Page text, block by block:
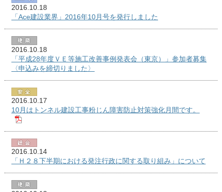
2016.10.18
「Ace建設業界」2016年10月号を発行しました
2016.10.18
「平成28年度ＶＥ等施工改善事例発表会（東京）」参加者募集
〈申込みを締切りました〉
2016.10.17
10月はトンネル建設工事粉じん障害防止対策強化月間です。
2016.10.14
「Ｈ２８下半期における発注行政に関する取り組み」について